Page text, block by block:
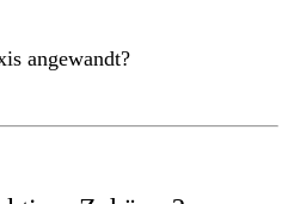
angewandt?